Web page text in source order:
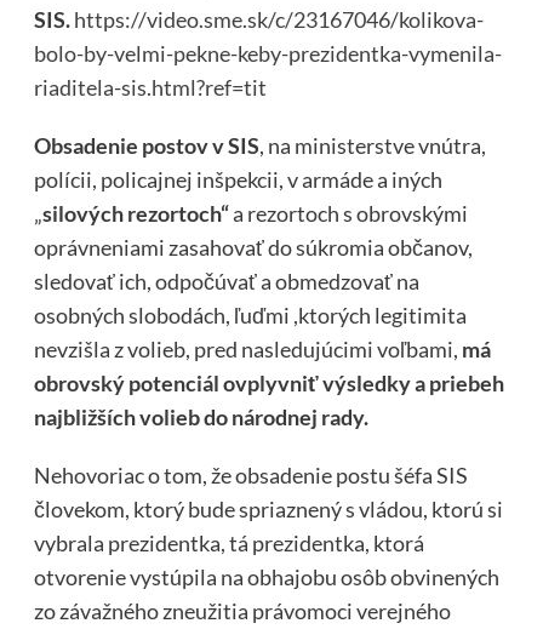
SIS.https://video.sme.sk/c/23167046/kolikova-
bolo-by-velmi-pekne-keby-prezidentka-vymenila-
riaditela-sis.html?ref=tit
Obsadenie postov v SIS, na ministerstve vnútra,
polícii, policajnej inšpekcii, v armáde a iných
„silových rezortoch“a rezortoch s obrovskými
oprávneniami zasahovať do súkromia občanov,
sledovať ich, odpočúvať a obmedzovať na
osobných slobodách, ľuďmi ,ktorých legitimita
nevzišla z volieb, pred nasledujúcimi voľbami, má
obrovský potenciál ovplyvniť výsledky a priebeh
najbližších volieb do národnej rady.
Nehovoriac o tom, že obsadenie postu šéfa SIS
človekom, ktorý bude spriaznený s vládou, ktorú si
vybrala prezidentka, tá prezidentka, ktorá
otvorenie vystúpila na obhajobu osôb obvinených
zo závažného zneužitia právomoci verejného